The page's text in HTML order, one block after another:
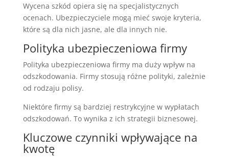
Wycena szkód opiera się na specjalistycznych
ocenach. Ubezpieczyciele mogą mieć swoje kryteria,
które są dla nich jasne, ale dla innych nie.
Polityka ubezpieczeniowa firmy
Polityka ubezpieczeniowa firmy ma duży wpływ na
odszkodowania. Firmy stosują różne polityki, zależnie
od rodzaju polisy.
Niektóre firmy są bardziej restrykcyjne w wypłatach
odszkodowań. To wynika z ich strategii biznesowej.
Kluczowe czynniki wpływające na
kwotę